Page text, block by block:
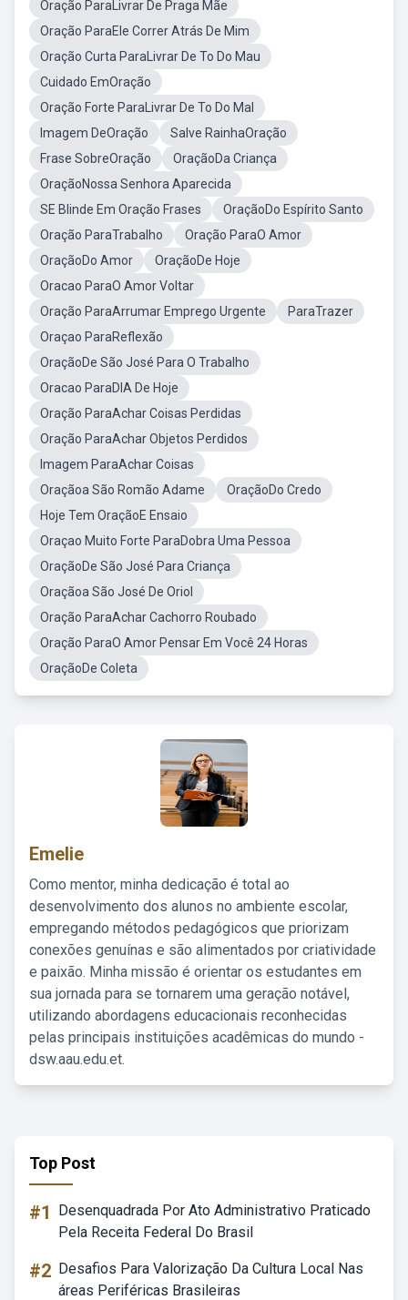
Oração ParaLivrar De Praga Mãe
Oração ParaEle Correr Atrás De Mim
Oração Curta ParaLivrar De To Do Mau
Cuidado EmOração
Oração Forte ParaLivrar De To Do Mal
Imagem DeOração
Salve RainhaOração
Frase SobreOração
OraçãoDa Criança
OraçãoNossa Senhora Aparecida
SE Blinde Em Oração Frases
OraçãoDo Espírito Santo
Oração ParaTrabalho
Oração ParaO Amor
OraçãoDo Amor
OraçãoDe Hoje
Oracao ParaO Amor Voltar
Oração ParaArrumar Emprego Urgente
ParaTrazer
Oraçao ParaReflexão
OraçãoDe São José Para O Trabalho
Oracao ParaDIA De Hoje
Oração ParaAchar Coisas Perdidas
Oração ParaAchar Objetos Perdidos
Imagem ParaAchar Coisas
Oraçãoa São Romão Adame
OraçãoDo Credo
Hoje Tem OraçãoE Ensaio
Oraçao Muito Forte ParaDobra Uma Pessoa
OraçãoDe São José Para Criança
Oraçãoa São José De Oriol
Oração ParaAchar Cachorro Roubado
Oração ParaO Amor Pensar Em Você 24 Horas
OraçãoDe Coleta
Emelie
Como mentor, minha dedicação é total ao
desenvolvimento dos alunos no ambiente escolar,
empregando métodos pedagógicos que priorizam
conexões genuínas e são alimentados por criatividade
e paixão. Minha missão é orientar os estudantes em
sua jornada para se tornarem uma geração notável,
utilizando abordagens educacionais reconhecidas
pelas principais instituições acadêmicas do mundo -
dsw.aau.edu.et.
Top Post
#1
Desenquadrada Por Ato Administrativo Praticado
Pela Receita Federal Do Brasil
#2 Desafios Para Valorização Da Cultura Local Nas
áreas Periféricas Brasileiras